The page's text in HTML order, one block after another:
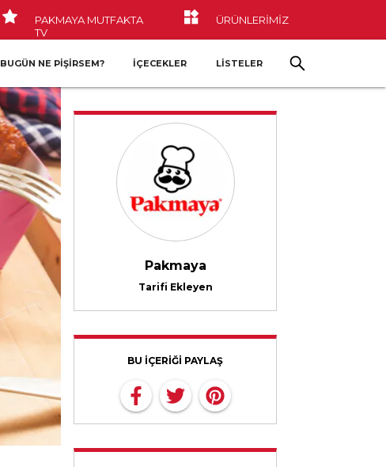
PAKMAYA MUTFAKTA
TV
ÜRÜNLERİMİZ
BUGÜN NE PIŞIRSEM? İÇECEKLER LİSTELER
Pakmaya
Tarifi Ekleyen
BU İÇERİĞİ PAYLAŞ